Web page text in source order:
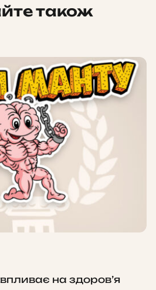
також
на здоров’я